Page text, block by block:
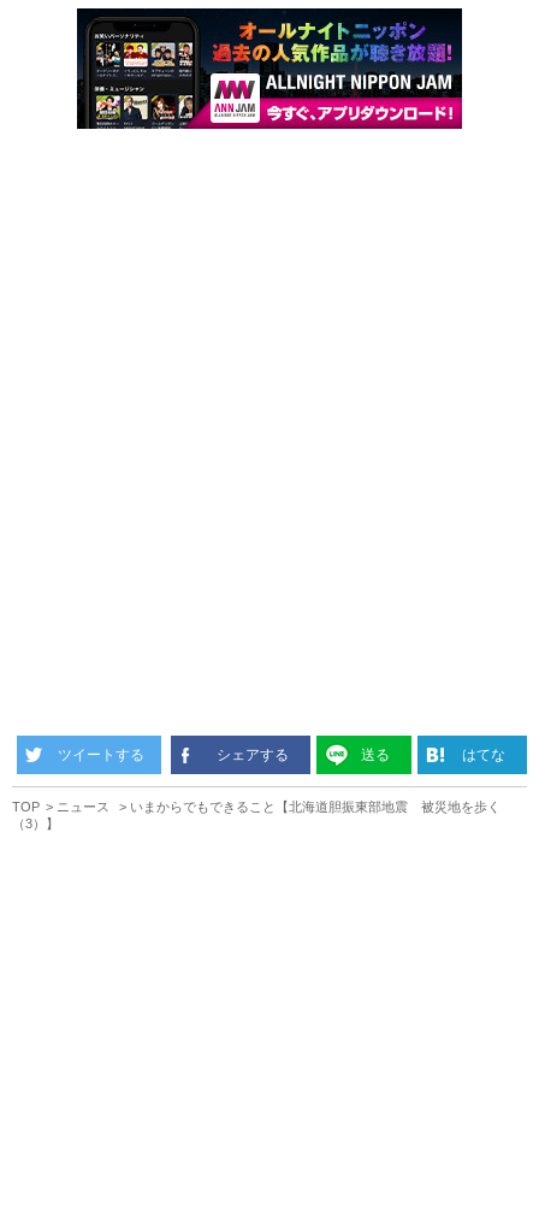
ツイートする シェアする 送る はてな
TOP ニュース
いまからでもできること【北海道胆振東部地震 被災地を歩く
（3）】